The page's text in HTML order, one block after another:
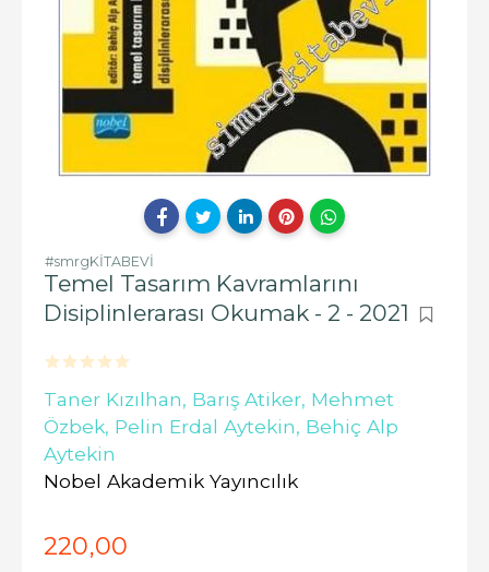
#smrgKİTABEVİ
Temel Tasarım Kavramlarını
Disiplinlerarası Okumak - 2 - 2021
Taner Kızılhan, Barış Atiker, Mehmet
Özbek, Pelin Erdal Aytekin, Behiç Alp
Aytekin
Nobel Akademik Yayıncılık
220,00